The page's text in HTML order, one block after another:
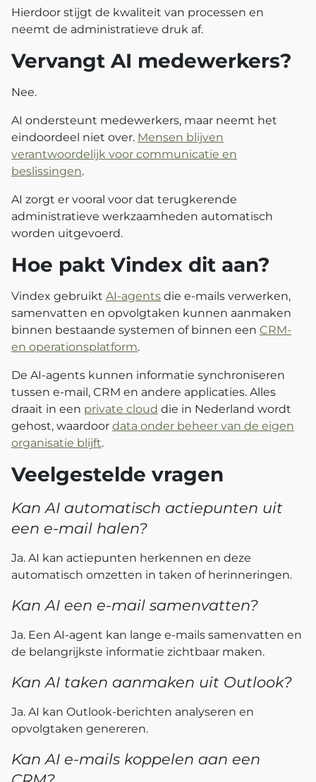
Hierdoor stijgt de kwaliteit van processen en
neemt de administratieve druk af.
Vervangt AI medewerkers?
Nee.
AI ondersteunt medewerkers, maar neemt het
eindoordeel niet over. Mensen blijven
verantwoordelijk voor communicatie en
beslissingen.
AI zorgt er vooral voor dat terugkerende
administratieve werkzaamheden automatisch
worden uitgevoerd.
Hoe pakt Vindex dit aan?
Vindex gebruikt AI-agents die e-mails verwerken,
samenvatten en opvolgtaken kunnen aanmaken
binnen bestaande systemen of binnen een CRM-
en operationsplatform.
De AI-agents kunnen informatie synchroniseren
tussen e-mail, CRM en andere applicaties. Alles
draait in een private cloud die in Nederland wordt
gehost, waardoor data onder beheer van de eigen
organisatie blijft.
Veelgestelde vragen
Kan AI automatisch actiepunten uit
een e-mail halen?
Ja. AI kan actiepunten herkennen en deze
automatisch omzetten in taken of herinneringen.
Kan AI een e-mail samenvatten?
Ja. Een AI-agent kan lange e-mails samenvatten en
de belangrijkste informatie zichtbaar maken.
Kan AI taken aanmaken uit Outlook?
Ja. AI kan Outlook-berichten analyseren en
opvolgtaken genereren.
Kan AI e-mails koppelen aan een